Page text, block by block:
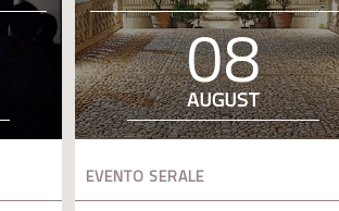
08
AUGUST
EVENTO SERALE